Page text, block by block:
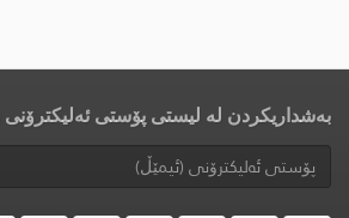
بەشداریکردن لە لیستی پۆستی ئەلیکترۆنی